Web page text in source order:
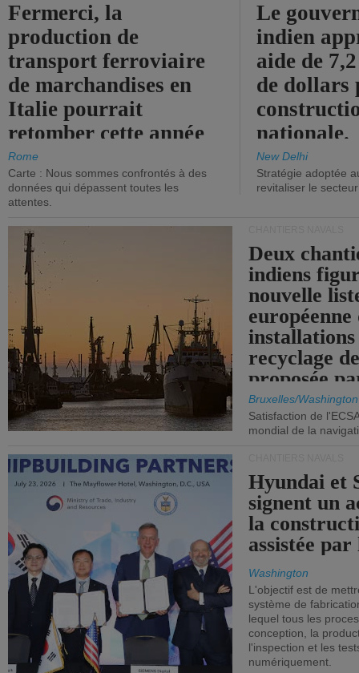
Fermerci, la
production de
transport ferroviaire
de marchandises en
Italie pourrait
retomber cette année
aux niveaux de 2015.
Rome
Carte : Nous sommes confrontés à des
données qui dépassent toutes les
attentes.
Le
indien
aide de
de dollars
nationale.
New Delhi
Stratégie adoptée
revitaliser le secteur
Deux
indiens
nouvelle
européenne
installations
recyclage
proposée
Bruxelles/Washington
Satisfaction de
mondial de la
Hyundai et
signent un
la
assistée
Washington
L'objectif est de
système de
lequel tous les
conception, la
l'inspection et les
numériquement.